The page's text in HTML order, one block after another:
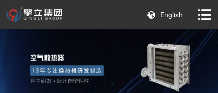
English